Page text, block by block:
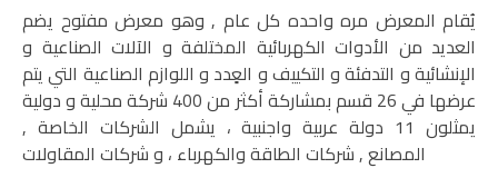
يُقام المعرض مره واحده كل عام , وهو معرض مفتوح يضم
العديد من الأدوات الكهربائية المختلفة و الآلات الصناعية و
الإنشائية و التدفئة و التكييف و العٍدد و اللوازم الصناعية التي يتم
عرضها في 26 قسم بمشاركة أكثر من 400 شركة محلية و دولية
يمثلون 11 دولة عربية واجنبية ، يشمل الشركات الخاصة ,
المصانع , شركات الطاقة والكهرباء ، و شركات المقاولات